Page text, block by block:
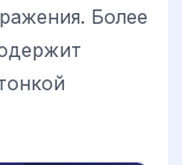
Более